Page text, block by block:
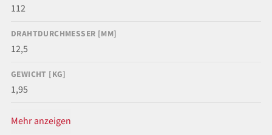
112
DRAHTDURCHMESSER [MM]
12,5
GEWICHT [KG]
1,95
Mehr anzeigen